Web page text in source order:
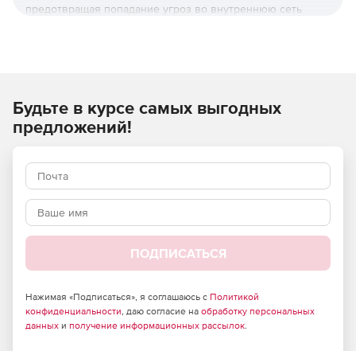
предотвращая попадание угроз во внутреннюю сеть
Преимущества Dr.Web Mail
Security Suite
Возможность использования в организациях,
требующих повышенного уровня безопасности –
продукт полностью отвечает требованиям
сертификатами соответствия ФСТЭК России и ФСБ.
Большие возможности по установке и тонкой
настройке в зависимости от потребностей компании.
Высокая скорость сканирования при минимальной
нагрузке на операционную систему, что позволяет
Будьте в курсе самых выгодных
предложений!
ПОДПИСАТЬСЯ
Нажимая «Подписаться», я соглашаюсь с Политикой
конфиденциальности, даю согласие на обработку персональных
данных и получение информационных рассылок.